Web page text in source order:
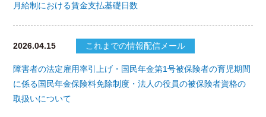
月給制における賃金支払基礎日数
2026.04.15 これまでの情報配信メール
障害者の法定雇用率引上げ・国民年金第1号被保険者の育児期間
に係る国民年金保険料免除制度・法人の役員の被保険者資格の
取扱いについて